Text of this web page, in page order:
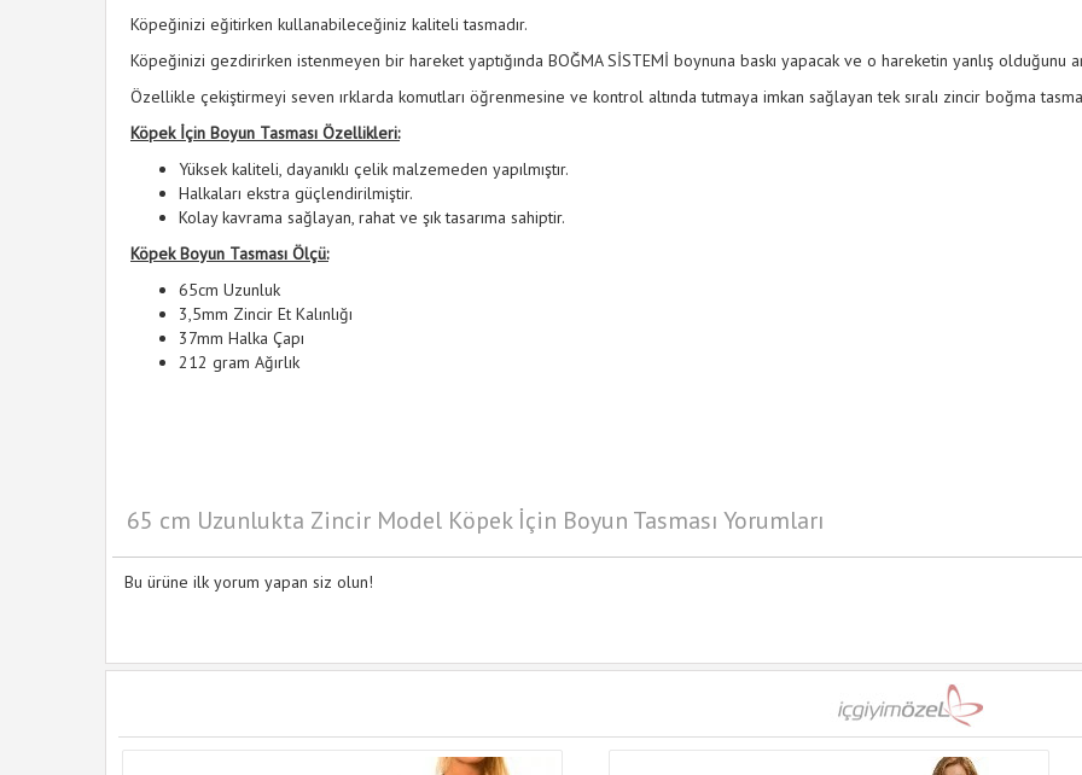
Köpeğinizi eğitirken kullanabileceğiniz kaliteli tasmadır.
Köpeğinizi gezdirirken istenmeyen bir hareket yaptığında BOĞMA SİSTEMİ boynuna baskı yapacak ve o hareketin yanlış olduğunu
Özellikle çekiştirmeyi seven ırklarda komutları öğrenmesine ve kontrol altında tutmaya imkan sağlayan tek sıralı zincir boğma
Köpek İçin Boyun Tasması Özellikleri:
Yüksek kaliteli, dayanıklı çelik malzemeden yapılmıştır.
Halkaları ekstra güçlendirilmiştir.
Kolay kavrama sağlayan, rahat ve şık tasarıma sahiptir.
Köpek Boyun Tasması Ölçü:
65cm Uzunluk
3,5mm Zincir Et Kalınlığı
37mm Halka Çapı
212 gram Ağırlık
65 cm Uzunlukta Zincir Model Köpek İçin Boyun Tasması Yorumları
Bu ürüne ilk yorum yapan siz olun!